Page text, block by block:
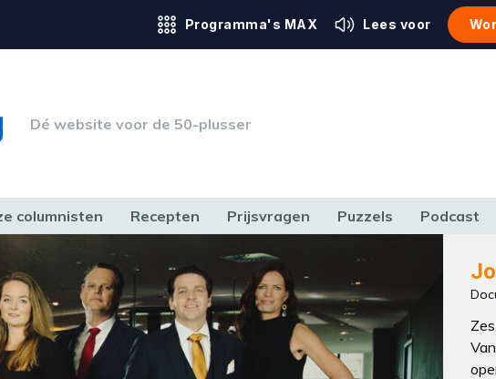
Programma's MAX Lees voor
Dé website voor de 50-plusser
columnisten Recepten Prijsvragen Puzzels Podcast
RECHT HUIS, TUIN & HOBBY